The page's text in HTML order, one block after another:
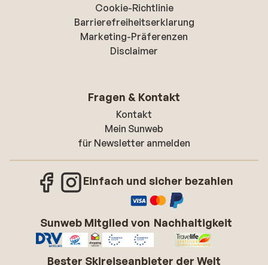
Cookie-Richtlinie
Barrierefreiheitserklarung
Marketing-Präferenzen
Disclaimer
Fragen & Kontakt
Kontakt
Mein Sunweb
für Newsletter anmelden
Einfach und sicher bezahlen
Sunweb Mitglied von Nachhaltigkeit
Bester Skireiseanbieter der Welt